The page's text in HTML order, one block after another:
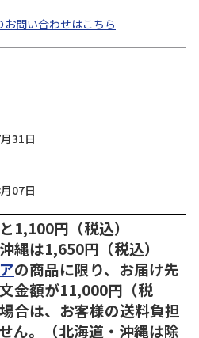
お問い合わせはこちら
31日
07日
1,100円（税込）
縄は1,650円（税込）
の商品に限り、お届け先
金額が11,000円（税
合は、お客様の送料負担
ん。（北海道・沖縄は除